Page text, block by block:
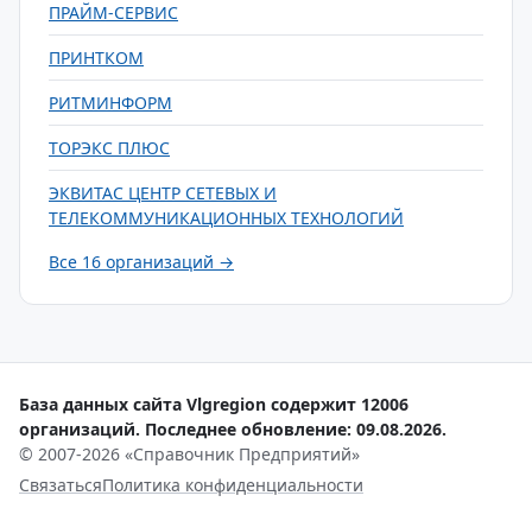
ПРАЙМ-СЕРВИС
ПРИНТКОМ
РИТМИНФОРМ
ТОРЭКС ПЛЮС
ЭКВИТАС ЦЕНТР СЕТЕВЫХ И
ТЕЛЕКОММУНИКАЦИОННЫХ ТЕХНОЛОГИЙ
Все 16 организаций →
База данных сайта Vlgregion содержит 12006
организаций. Последнее обновление: 09.08.2026.
© 2007-2026 «Справочник Предприятий»
СвязатьсяПолитика конфиденциальности